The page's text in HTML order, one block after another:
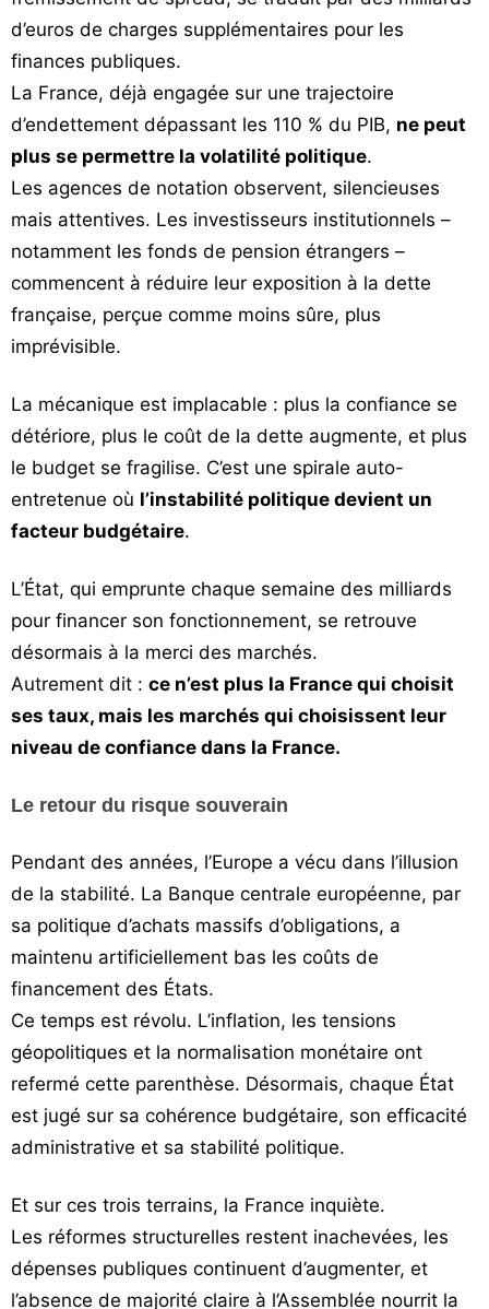
d’euros de charges supplémentaires pour les
finances publiques.
La France, déjà engagée sur une trajectoire
d’endettement dépassant les 110 % du PIB, ne peut
plus se permettre la volatilité politique.
Les agences de notation observent, silencieuses
mais attentives. Les investisseurs institutionnels –
notamment les fonds de pension étrangers –
commencent à réduire leur exposition à la dette
française, perçue comme moins sûre, plus
imprévisible.
La mécanique est implacable : plus la confiance se
détériore, plus le coût de la dette augmente, et plus
le budget se fragilise. C’est une spirale auto-
entretenue où l’instabilité politique devient un
facteur budgétaire.
L’État, qui emprunte chaque semaine des milliards
pour financer son fonctionnement, se retrouve
désormais à la merci des marchés.
Autrement dit : ce n’est plus la France qui choisit
ses taux, mais les marchés qui choisissent leur
niveau de confiance dans la France.
Le retour du risque souverain
Pendant des années, l’Europe a vécu dans l’illusion
de la stabilité. La Banque centrale européenne, par
sa politique d’achats massifs d’obligations, a
maintenu artificiellement bas les coûts de
financement des États.
Ce temps est révolu. L’inflation, les tensions
géopolitiques et la normalisation monétaire ont
refermé cette parenthèse. Désormais, chaque État
est jugé sur sa cohérence budgétaire, son efficacité
administrative et sa stabilité politique.
Et sur ces trois terrains, la France inquiète.
Les réformes structurelles restent inachevées, les
dépenses publiques continuent d’augmenter, et
l’absence de majorité claire à l’Assemblée nourrit la